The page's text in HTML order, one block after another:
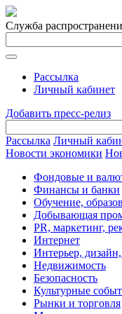
Служба
Рассылка
Личный кабинет
Добавить пресс-релиз
Рассылка Личный
Новости экономики
Фондовые и
Финансы и банки
Обучение,
Добывающая
PR, маркетинг,
Интернет
Интерьер,
Недвижимость
Безопасность
Культурные
Рынки и торговля